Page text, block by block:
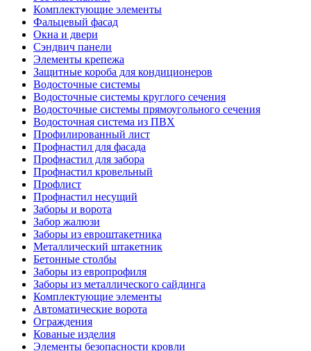
Комплектующие элементы
Фальцевый фасад
Окна и двери
Сэндвич панели
Элементы крепежа
Защитные короба для кондиционеров
Водосточные системы
Водосточные системы круглого сечения
Водосточные системы прямоугольного сечения
Водосточная система из ПВХ
Профилированный лист
Профнастил для фасада
Профнастил для забора
Профнастил кровельный
Профлист
Профнастил несущий
Заборы и ворота
Забор жалюзи
Заборы из евроштакетника
Металлический штакетник
Бетонные столбы
Заборы из европрофиля
Заборы из металлического сайдинга
Комплектующие элементы
Автоматические ворота
Ограждения
Кованые изделия
Элементы безопасности кровли